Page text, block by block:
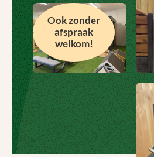
Ook zonder
afspraak
welkom!